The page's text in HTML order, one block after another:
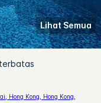
Lihat Semua